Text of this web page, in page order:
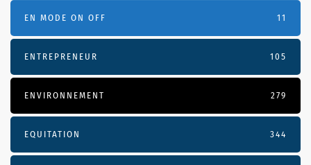
EN MODE ON OFF 11
ENTREPRENEUR 105
ENVIRONNEMENT 279
EQUITATION 344